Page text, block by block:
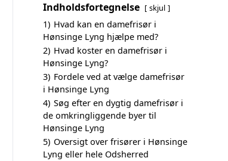
Indholdsfortegnelse skjul
1) Hvad kan en damefrisør i
Hønsinge Lyng hjælpe med?
2) Hvad koster en damefrisør i
Hønsinge Lyng?
3) Fordele ved at vælge damefrisør
i Hønsinge Lyng
4) Søg efter en dygtig damefrisør i
de omkringliggende byer til
Hønsinge Lyng
5) Oversigt over frisører i Hønsinge
Lyng eller hele Odsherred